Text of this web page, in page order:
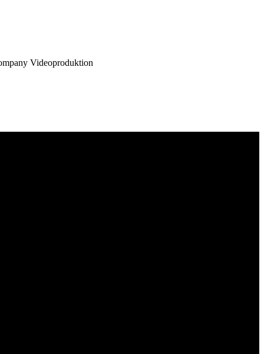
Videoproduktion